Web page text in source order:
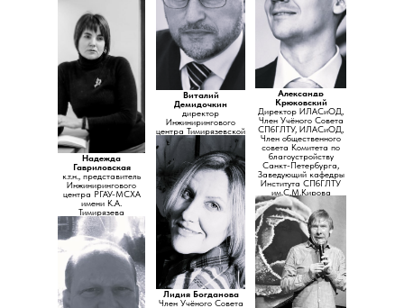
Надежда
Гавриловская
к.т.н., представитель
Инжинирингового
центра РГАУ-МСХА
имени К.А.
Тимирязева
Виталий
Демидочкин
директор
Инжинирингового
центра Тимирязевской
академии
Александр
Крюковский
Директор ИЛАСиОД,
Член Учёного Совета
СПбГЛТУ, ИЛАСиОД,
Член общественного
совета Комитета по
благоустройству
Санкт-Петербурга,
Заведующий кафедры
Института СПбГЛТУ
им.С.М.Кирова
Лидия Богданова
Член Учёного Совета